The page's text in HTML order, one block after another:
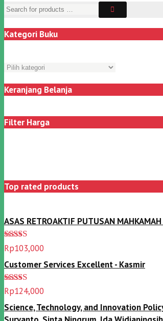
Kategori Buku
Keranjang Belanja
Filter Harga
Top rated products
ASAS RETROAKTIF PUTUSAN
Dinilai5.00
dari 5
Rp103,000
Customer Services Excellent - Kasmir
Dinilai5.00
dari 5
Rp124,000
Science, Technology, and Innovation